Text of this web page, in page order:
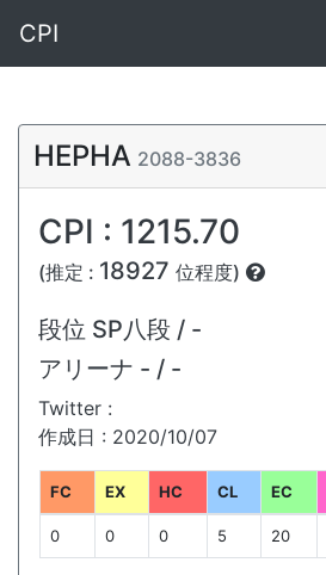
CPI
HEPHA 2088-3836
CPI : 1215.70
(推定 : 18927 位程度)
段位 SP八段 / -
アリーナ - / -
Twitter :
作成日 : 2020/10/07
FC EX HC CL EC
0 0 0 5 20